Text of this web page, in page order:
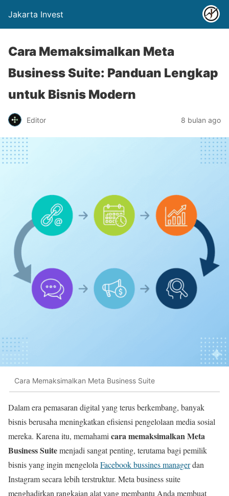
Jakarta Invest
Cara Memaksimalkan Meta
Business Suite: Panduan Lengkap
untuk Bisnis Modern
Editor 8 bulan ago
Cara Memaksimalkan Meta Business Suite
Dalam era pemasaran digital yang terus berkembang, banyak
bisnis berusaha meningkatkan efisiensi pengelolaan media sosial
mereka. Karena itu, memahami cara memaksimalkan Meta
Business Suitemenjadi sangat penting, terutama bagi pemilik
bisnis yang ingin mengelola Facebook bussines managerdan
Instagram secara lebih terstruktur. Meta business suite
menghadirkan rangkaian alat yang membantu Anda membuat